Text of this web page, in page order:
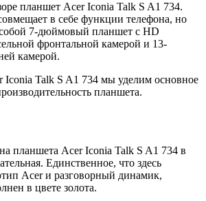
планшет Acer Iconia Talk S A1 734.
в себе функции телефона, но
собой 7-дюймовый планшет с HD
фронтальной камерой и 13-
камерой.
Iconia Talk S A1 734 мы уделим основное
планшета.
планшета Acer Iconia Talk S A1 734 в
Единственное, что здесь
Acer и разговорный динамик,
в цвете золота.